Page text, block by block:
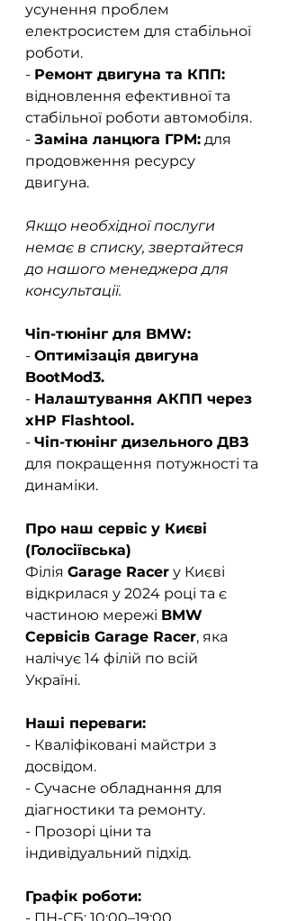
усунення проблем
електросистем для стабільної
роботи.
- Ремонт двигуна та КПП:
відновлення ефективної та
стабільної роботи автомобіля.
- Заміна ланцюга ГРМ: для
продовження ресурсу
двигуна.
Якщо необхідної послуги
немає в списку, звертайтеся
до нашого менеджера для
консультації.
Чіп-тюнінг для BMW:
- Оптимізація двигуна
BootMod3.
- Налаштування АКПП через
xHP Flashtool.
- Чіп-тюнінг дизельного ДВЗ
для покращення потужності та
динаміки.
Про наш сервіс у Києві
(Голосіївська)
Філія Garage Racer у Києві
відкрилася у 2024 році та є
частиною мережі BMW
Сервісів Garage Racer, яка
налічує 14 філій по всій
Україні.
Наші переваги:
- Кваліфіковані майстри з
досвідом.
- Сучасне обладнання для
діагностики та ремонту.
- Прозорі ціни та
індивідуальний підхід.
Графік роботи: